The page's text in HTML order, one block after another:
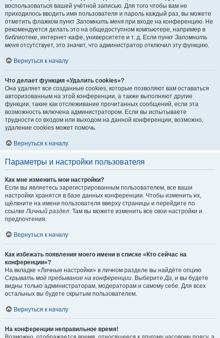
воспользоваться вашей учётной записью. Для того чтобы вам не
приходилось вводить имя пользователя и пароль каждый раз, вы можете
отметить флажком пункт Запомнить меня при входе на конференцию. Не
рекомендуется делать это на общедоступном компьютере, например в
библиотеке, интернет-кафе, университете и т. д. Если пункт Запомнить
меня отсутствует, это значит, что администратор отключил эту функцию.
Вернуться к началу
Что делает функция «Удалить cookies»?
Она удаляет все созданные cookies, которые позволяют вам оставаться
авторизованным на этой конференции, а также выполняют другие
функции, такие как отслеживание прочитанных сообщений, если эта
возможность включена администратором. Если вы испытываете
трудности со входом или выходом на данной конференции, возможно,
удаление cookies может помочь.
Вернуться к началу
Параметры и настройки пользователя
Как мне изменить мои настройки?
Если вы являетесь зарегистрированным пользователем, все ваши
настройки хранятся в базе данных конференции. Чтобы изменить их,
щёлкните на имени пользователя вверху страницы и перейдите по
ссылкеЛичный раздел. Там вы можете изменить все свои настройки и
предпочтения.
Вернуться к началу
Как избежать появления моего имени в списке «Кто сейчас на
конференции»?
На вкладке «Личные настройки» в личном разделе вы найдёте опцию
Скрывать моё пребывание на конференции. ВыберитеДа, и вы будете
видны только администраторам, модераторам и самому себе. Для всех
остальных вы будете скрытым пользователем.
Вернуться к началу
На конференции неправильное время!